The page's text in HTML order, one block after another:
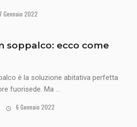
Gennaio 2022
soppalco: ecco come
è la soluzione abitativa perfetta
fuorisede. Ma ...
6 Gennaio 2022